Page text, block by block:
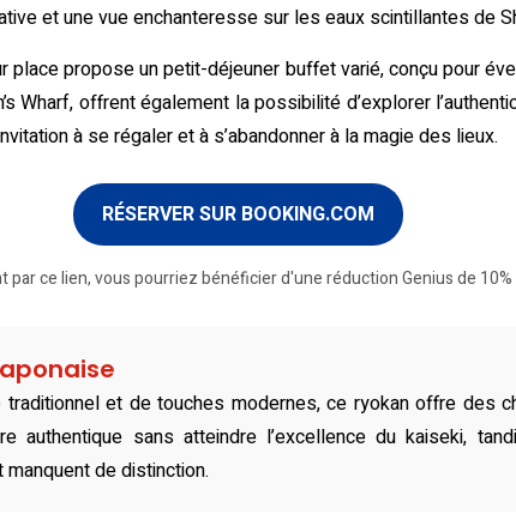
et une vue enchanteresse sur les eaux scintillantes de
propose un petit-déjeuner buffet varié, conçu pour
Wharf, offrent également la possibilité d’explorer
à se régaler et à s’abandonner à la magie des lieux.
RÉSERVER SUR BOOKING.COM
par ce lien, vous pourriez bénéficier d'une réduction Genius de
traditionnel et de touches modernes, ce ryokan offre des
authentique sans atteindre l’excellence du kaiseki,
de distinction.